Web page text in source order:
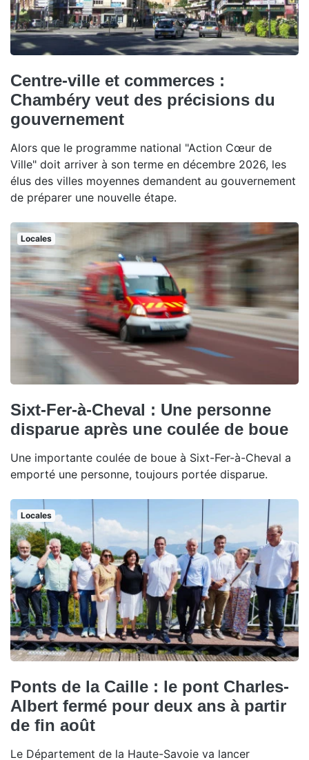
Centre-ville et commerces :
Chambéry veut des précisions du
gouvernement
Alors que le programme national "Action Cœur de
Ville" doit arriver à son terme en décembre 2026, les
élus des villes moyennes demandent au gouvernement
de préparer une nouvelle étape.
Locales
Sixt-Fer-à-Cheval : Une personne
disparue après une coulée de boue
Une importante coulée de boue à Sixt-Fer-à-Cheval a
emporté une personne, toujours portée disparue.
Locales
Ponts de la Caille : le pont Charles-
Albert fermé pour deux ans à partir
de fin août
Le Département de la Haute-Savoie va lancer